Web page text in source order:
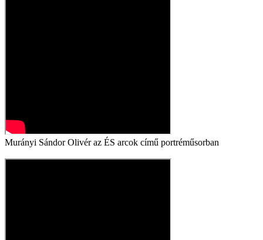
Murányi Sándor Olivér az ÉS arcok című portréműsorban